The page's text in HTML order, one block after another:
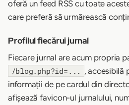
oferă un feed RSS cu toate
care preferă să urmărească
Profilul fiecărui jurnal
Fiecare jurnal are acum propria
/blog.php?id=... , accesibilă
informații de pe cardul din
afișează favicon-ul jurnalului,